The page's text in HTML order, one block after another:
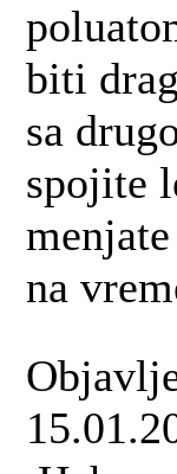
biti
sa
spojite
na